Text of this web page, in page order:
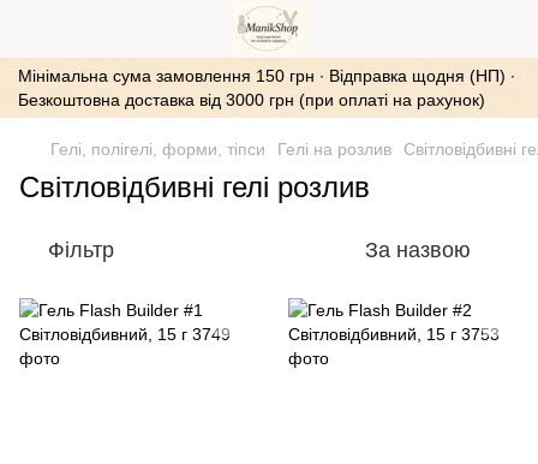
Мінімальна сума замовлення 150 грн ∙ Відправка щодня (НП) ∙
Безкоштовна доставка від 3000 грн (при оплаті на рахунок)
Гелі, полігелі, форми, тіпси Гелі на розлив Світловідбивні
Світловідбивні гелі розлив
Фільтр За назвою